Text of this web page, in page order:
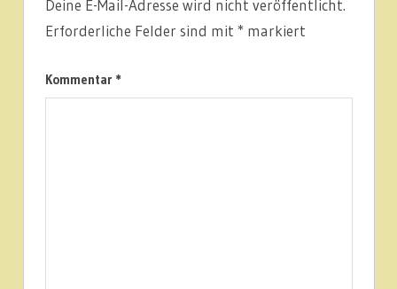
NEUIGKEITEN
Deine E-Mail-Adresse wird nicht veröffentlicht.
Erforderliche Felder sind mit * markiert
Kommentar *